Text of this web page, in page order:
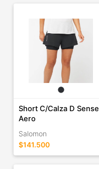
Short C/Calza D Sense
Aero
Salomon
$141.500